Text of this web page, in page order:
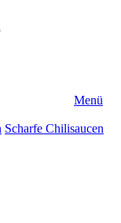
Menü
Scharfe Chilisaucen